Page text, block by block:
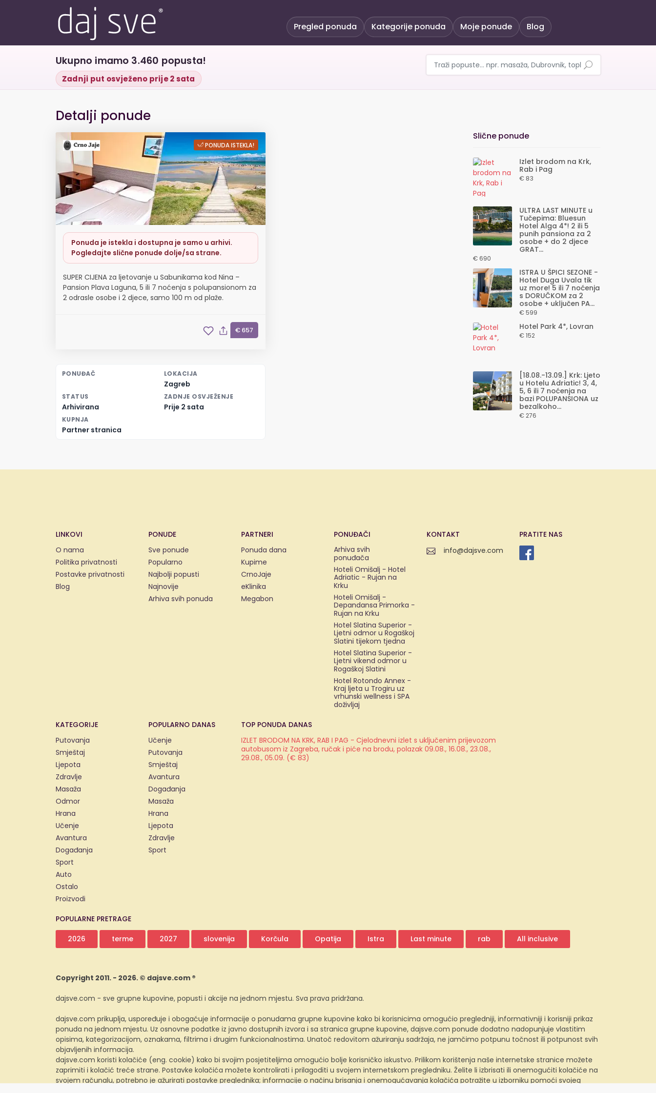
Pregled ponuda Kategorije ponuda Moje ponude Blog
Ukupno imamo 3.460 popusta!
Zadnji put osvježeno prije 2 sata
Detalji ponude
SUPER CIJENA za ljetovanje u Sabunikama kod Nina –
PONUDA ISTEKLA!
Ponuda je istekla i dostupna je samo u arhivi.
Pogledajte slične ponude dolje/sa strane.
SUPER CIJENA za ljetovanje u Sabunikama kod Nina –
Pansion Plava Laguna, 5 ili 7 noćenja s polupansionom za
2 odrasle osobe i 2 djece, samo 100 m od plaže.
€ 657
PONUĐAČ LOKACIJA
Zagreb
STATUS
Arhivirana
ZADNJE OSVJEŽENJE
Prije 2 sata
KUPNJA
Partner stranica
Slične ponude
Izlet brodom na Krk,
Rab i Pag
€ 83
ULTRA LAST MINUTE u
Tučepima: Bluesun
Hotel Alga 4*! 2 ili 5
punih pansiona za 2
osobe + do 2 djece
GRAT...
€ 690
ISTRA U ŠPICI SEZONE -
Hotel Duga Uvala tik
uz more! 5 ili 7 noćenja
s DORUČKOM za 2
osobe + uključen PA...
€ 599
Hotel Park 4*, Lovran
€ 152
[18.08.-13.09.] Krk: Ljeto
u Hotelu Adriatic! 3, 4,
5, 6 ili 7 noćenja na
bazi POLUPANSIONA uz
bezalkoho...
€ 276
LINKOVI
O nama
Politika privatnosti
Postavke privatnosti
Blog
PONUDE
Sve ponude
Popularno
Najbolji popusti
Najnovije
Arhiva svih ponuda
PARTNERI
Ponuda dana
Kupime
CrnoJaje
eKlinika
Megabon
PONUĐAČI
Arhiva svih
ponuđača
Hoteli Omišalj - Hotel
Adriatic - Rujan na
Krku
Hoteli Omišalj -
Depandansa Primorka -
Rujan na Krku
Hotel Slatina Superior -
Ljetni odmor u Rogaškoj
Slatini tijekom tjedna
Hotel Slatina Superior -
Ljetni vikend odmor u
Rogaškoj Slatini
Hotel Rotondo Annex -
Kraj ljeta u Trogiru uz
vrhunski wellness i SPA
doživljaj
KONTAKT
info@dajsve.com
PRATITE NAS
KATEGORIJE
Putovanja
Smještaj
Ljepota
Zdravlje
Masaža
Odmor
Hrana
Učenje
Avantura
Događanja
Sport
Auto
Ostalo
Proizvodi
POPULARNO DANAS
Učenje
Putovanja
Smještaj
Avantura
Događanja
Masaža
Hrana
Ljepota
Zdravlje
Sport
TOP PONUDA DANAS
IZLET BRODOM NA KRK, RAB I PAG - Cjelodnevni izlet s uključenim prijevozom
autobusom iz Zagreba, ručak i piće na brodu, polazak 09.08., 16.08., 23.08.,
29.08., 05.09. (€ 83)
POPULARNE PRETRAGE
2026 terme 2027 slovenija Korčula Opatija Istra Last minute rab All inclusive
Copyright 2011. - 2026. © dajsve.com ®
dajsve.com - sve grupne kupovine, popusti i akcije na jednom mjestu. Sva prava pridržana.
dajsve.com prikuplja, uspoređuje i obogaćuje informacije o ponudama grupne kupovine kako bi korisnicima omogućio pregledniji, informativniji i korisniji prikaz
ponuda na jednom mjestu. Uz osnovne podatke iz javno dostupnih izvora i sa stranica grupne kupovine, dajsve.com ponude dodatno nadopunjuje vlastitim
opisima, kategorizacijom, oznakama, filtrima i drugim funkcionalnostima. Unatoč redovitom ažuriranju sadržaja, ne jamčimo potpunu točnost ili potpunost svih
objavljenih informacija.
dajsve.com koristi kolačiće (eng. cookie) kako bi svojim posjetiteljima omogućio bolje korisničko iskustvo. Prilikom korištenja naše internetske stranice možete
zaprimiti i kolačić treće strane. Postavke kolačića možete kontrolirati i prilagoditi u svojem internetskom pregledniku. Želite li izbrisati ili onemogućiti kolačiće na
svojem računalu, potrebno je ažurirati postavke preglednika; informacije o načinu brisanja i onemogućavanja kolačića potražite u izborniku pomoći svojeg